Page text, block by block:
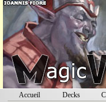
Accueil Decks